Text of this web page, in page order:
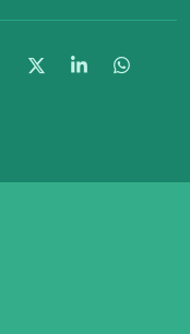
D
S
D